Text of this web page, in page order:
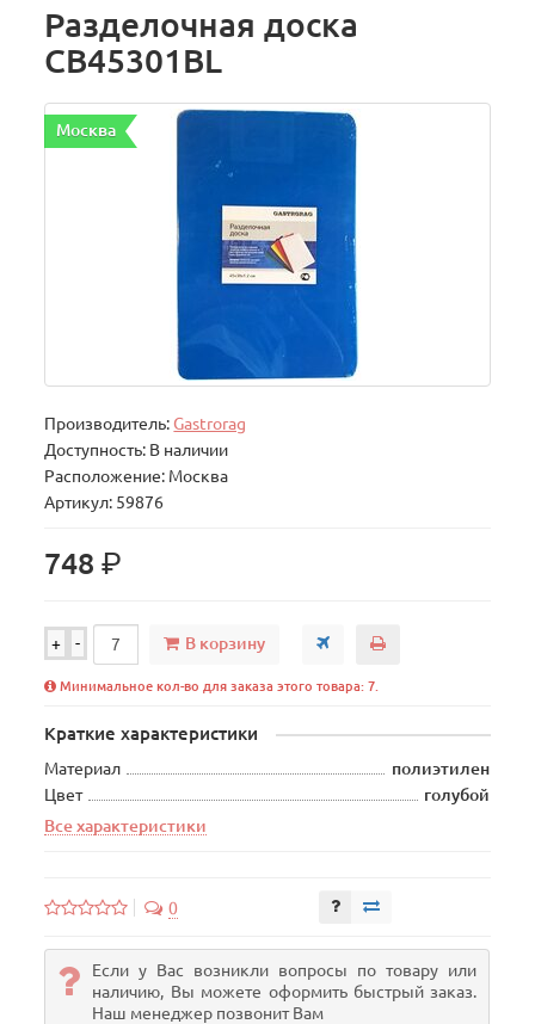
Разделочная доска
CB45301BL
Москва
Производитель: Gastrorag
Доступность: В наличии
Расположение: Москва
Артикул: 59876
748р.
+ - В корзину
Минимальное кол-во для заказа этого товара: 7.
Краткие характеристики
Материал
полиэтилен
Цвет
голубой
Все характеристики
0
Если у Вас возникли вопросы по товару или
наличию, Вы можете оформить быстрый заказ.
Наш менеджер позвонит Вам